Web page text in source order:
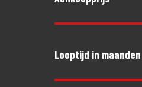
Looptijd in maanden